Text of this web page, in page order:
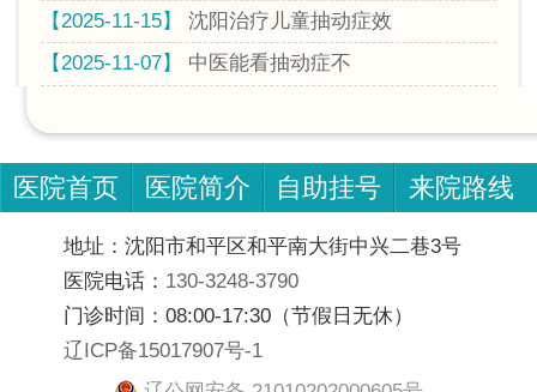
【2025-11-15】
沈阳治疗儿童抽动症效
【2025-11-07】
中医能看抽动症不
医院首页 医院简介 自助挂号 来院路线
地址：沈阳市和平区和平南大街中兴二巷3号
医院电话： 130-3248-3790
门诊时间：08:00-17:30（节假日无休）
辽ICP备15017907号-1